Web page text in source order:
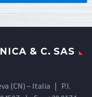
& C. SAS
(CN) – Italia | P.I.